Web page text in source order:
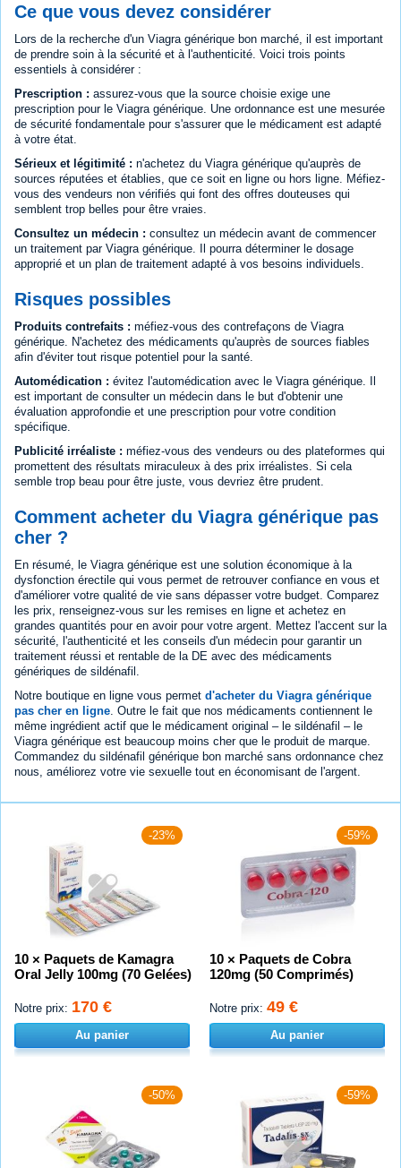
Ce que vous devez considérer
Lors de la recherche d'un Viagra générique bon marché, il est important
de prendre soin à la sécurité et à l'authenticité. Voici trois points
essentiels à considérer :
Prescription : assurez-vous que la source choisie exige une
prescription pour le Viagra générique. Une ordonnance est une mesurée
de sécurité fondamentale pour s'assurer que le médicament est adapté
à votre état.
Sérieux et légitimité : n'achetez du Viagra générique qu'auprès de
sources réputées et établies, que ce soit en ligne ou hors ligne. Méfiez-
vous des vendeurs non vérifiés qui font des offres douteuses qui
semblent trop belles pour être vraies.
Consultez un médecin : consultez un médecin avant de commencer
un traitement par Viagra générique. Il pourra déterminer le dosage
approprié et un plan de traitement adapté à vos besoins individuels.
Risques possibles
Produits contrefaits : méfiez-vous des contrefaçons de Viagra
générique. N'achetez des médicaments qu'auprès de sources fiables
afin d'éviter tout risque potentiel pour la santé.
Automédication : évitez l'automédication avec le Viagra générique. Il
est important de consulter un médecin dans le but d'obtenir une
évaluation approfondie et une prescription pour votre condition
spécifique.
Publicité irréaliste : méfiez-vous des vendeurs ou des plateformes qui
promettent des résultats miraculeux à des prix irréalistes. Si cela
semble trop beau pour être juste, vous devriez être prudent.
Comment acheter du Viagra générique pas
cher ?
En résumé, le Viagra générique est une solution économique à la
dysfonction érectile qui vous permet de retrouver confiance en vous et
d'améliorer votre qualité de vie sans dépasser votre budget. Comparez
les prix, renseignez-vous sur les remises en ligne et achetez en
grandes quantités pour en avoir pour votre argent. Mettez l'accent sur la
sécurité, l'authenticité et les conseils d'un médecin pour garantir un
traitement réussi et rentable de la DE avec des médicaments
génériques de sildénafil.
Notre boutique en ligne vous permet d'acheter du Viagra générique
pas cher en ligne . Outre le fait que nos médicaments contiennent le
même ingrédient actif que le médicament original – le sildénafil – le
Viagra générique est beaucoup moins cher que le produit de marque.
Commandez du sildénafil générique bon marché sans ordonnance chez
nous, améliorez votre vie sexuelle tout en économisant de l'argent.
-23%
10 × Paquets de Kamagra
Oral Jelly 100mg (70 Gelées)
Notre prix: 170 €
Au panier
-59%
10 × Paquets de Cobra
120mg (50 Comprimés)
Notre prix: 49 €
Au panier
-50% -59%